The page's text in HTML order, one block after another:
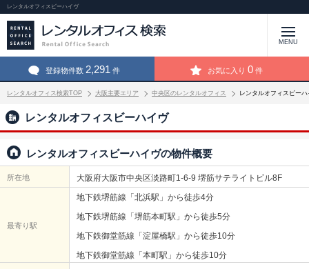
レンタルオフィスビーハイヴ
MENU
登録物件数 2,291 件 お気に入り 0 件
レンタルオフィス検索TOP 大阪主要エリア 中央区のレンタルオフィス レンタルオフィスビー
レンタルオフィスビーハイヴ
レンタルオフィスビーハイヴの物件概要
所在地 大阪府大阪市中央区淡路町1-6-9 堺筋サテライトビル8F
最寄り駅
地下鉄堺筋線「北浜駅」から徒歩4分
地下鉄堺筋線「堺筋本町駅」から徒歩5分
地下鉄御堂筋線「淀屋橋駅」から徒歩10分
地下鉄御堂筋線「本町駅」から徒歩10分